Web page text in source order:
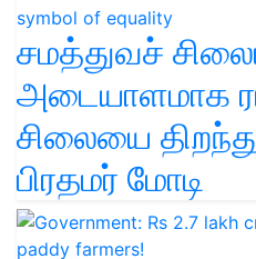
சமத்துவச்
அடையாளமாக
சிலையை
பிரதமர் மோடி